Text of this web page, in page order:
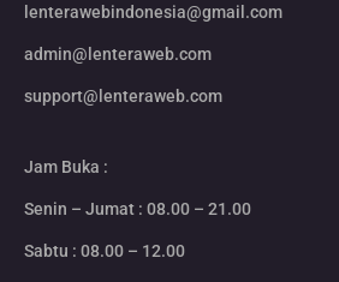
lenterawebindonesia@gmail.com
admin@lenteraweb.com
support@lenteraweb.com
Jam Buka :
Senin – Jumat : 08.00 – 21.00
Sabtu : 08.00 – 12.00